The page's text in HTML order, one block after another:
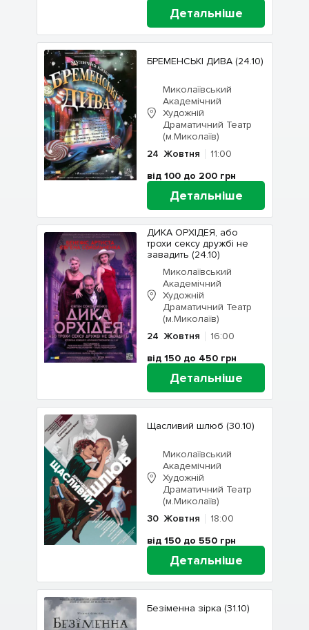
Детальніше
БРЕМЕНСЬКІ ДИВА (24.10)
Миколаївський
Академічний
Художній
Драматичний Театр
(м.Миколаїв)
24 Жовтня
11:00
від 100 до 200 грн
Детальніше
ДИКА ОРХІДЕЯ, або
трохи сексу дружбі не
завадить (24.10)
Миколаївський
Академічний
Художній
Драматичний Театр
(м.Миколаїв)
24 Жовтня
16:00
від 150 до 450 грн
Детальніше
Щасливий шлюб (30.10)
Миколаївський
Академічний
Художній
Драматичний Театр
(м.Миколаїв)
30 Жовтня
18:00
від 150 до 550 грн
Детальніше
Безіменна зірка (31.10)